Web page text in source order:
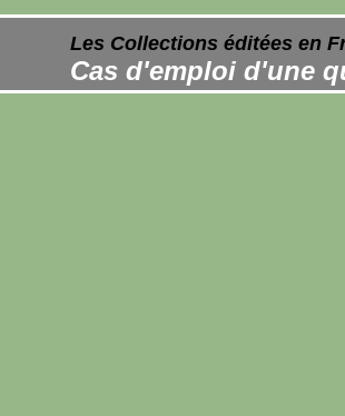
Les Collections éditées en
Cas d'emploi d'une